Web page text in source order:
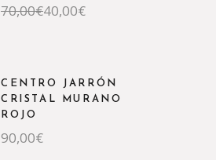
70,00€
El
precio
40,00€
El
precio
CENTRO JARRÓN
CRISTAL MURANO
ROJO
90,00€